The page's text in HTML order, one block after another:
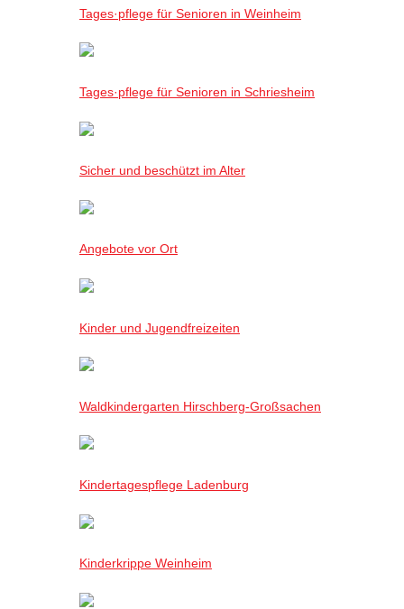
Tages·pflege für Senioren in Weinheim
Tages·pflege für Senioren in Schriesheim
Sicher und beschützt im Alter
Angebote vor Ort
Kinder und Jugendfreizeiten
Waldkindergarten Hirschberg-Großsachen
Kindertagespflege Ladenburg
Kinderkrippe Weinheim